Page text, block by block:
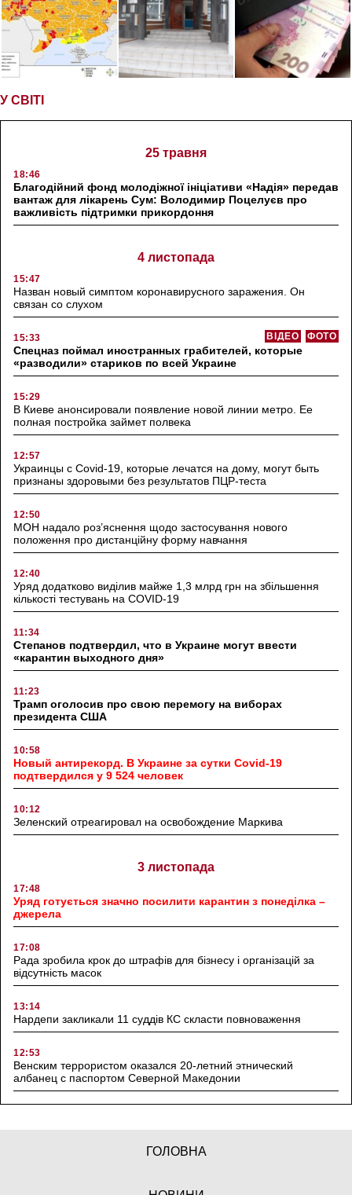
У СВІТІ
25 травня
18:46
Благодійний фонд молодіжної ініціативи «Надія» передав
вантаж для лікарень Сум: Володимир Поцелуєв про
важливість підтримки прикордоння
4 листопада
15:47
Назван новый симптом коронавирусного заражения. Он
связан со слухом
15:33 ФОТО
ВІДЕО
Спецназ поймал иностранных грабителей, которые
«разводили» стариков по всей Украине
15:29
В Киеве анонсировали появление новой линии метро. Ее
полная постройка займет полвека
12:57
Украинцы с Covid-19, которые лечатся на дому, могут быть
признаны здоровыми без результатов ПЦР-теста
12:50
МОН надало роз’яснення щодо застосування нового
положення про дистанційну форму навчання
12:40
Уряд додатково виділив майже 1,3 млрд грн на збільшення
кількості тестувань на COVID-19
11:34
Степанов подтвердил, что в Украине могут ввести
«карантин выходного дня»
11:23
Трамп оголосив про свою перемогу на виборах
президента США
10:58
Новый антирекорд. В Украине за сутки Covid-19
подтвердился у 9 524 человек
10:12
Зеленский отреагировал на освобождение Маркива
3 листопада
17:48
Уряд готується значно посилити карантин з понеділка –
джерела
17:08
Рада зробила крок до штрафів для бізнесу і організацій за
відсутність масок
13:14
Нардепи закликали 11 суддів КС скласти повноваження
12:53
Венским террористом оказался 20-летний этнический
албанец с паспортом Северной Македонии
ГОЛОВНА